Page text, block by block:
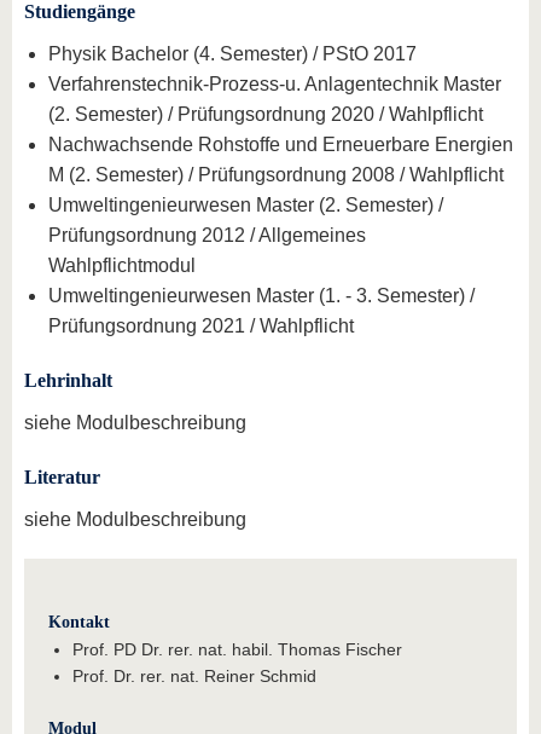
Studiengänge
Physik Bachelor (4. Semester) / PStO 2017
Verfahrenstechnik-Prozess-u. Anlagentechnik Master
(2. Semester) / Prüfungsordnung 2020 / Wahlpflicht
Nachwachsende Rohstoffe und Erneuerbare Energien
M (2. Semester) / Prüfungsordnung 2008 / Wahlpflicht
Umweltingenieurwesen Master (2. Semester) /
Prüfungsordnung 2012 / Allgemeines
Wahlpflichtmodul
Umweltingenieurwesen Master (1. - 3. Semester) /
Prüfungsordnung 2021 / Wahlpflicht
Lehrinhalt
siehe Modulbeschreibung
Literatur
siehe Modulbeschreibung
Kontakt
Prof. PD Dr. rer. nat. habil. Thomas Fischer
Prof. Dr. rer. nat. Reiner Schmid
Modul